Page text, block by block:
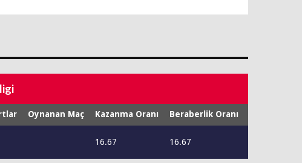
Oynanan Maç Kazanma Oranı Beraberlik Oranı
16.67 16.67